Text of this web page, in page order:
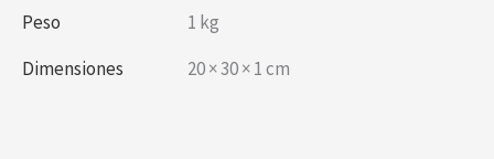
Peso
1 kg
Dimensiones
20 × 30 × 1 cm